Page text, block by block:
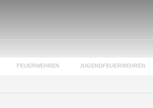
FEUERWEHREN JUGENDFEUERWEHREN